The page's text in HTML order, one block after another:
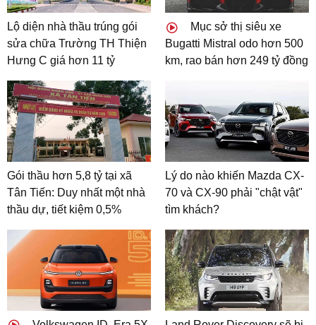
Lộ diện nhà thầu trúng gói
sửa chữa Trường TH Thiện
Hưng C giá hơn 11 tỷ
Mục sở thị siêu xe
Bugatti Mistral odo hơn 500
km, rao bán hơn 249 tỷ đồng
Gói thầu hơn 5,8 tỷ tại xã
Tân Tiến: Duy nhất một nhà
thầu dự, tiết kiệm 0,5%
Lý do nào khiến Mazda CX-
70 và CX-90 phải "chật vật"
tìm khách?